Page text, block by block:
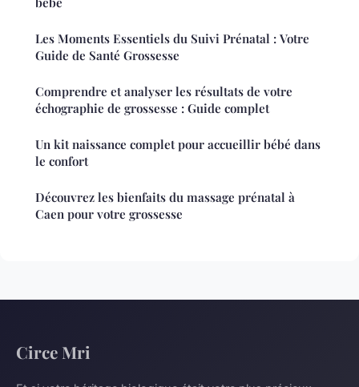
Les Moments Essentiels du Suivi Prénatal : Votre
Guide de Santé Grossesse
Comprendre et analyser les résultats de votre
échographie de grossesse : Guide complet
Un kit naissance complet pour accueillir bébé dans
le confort
Découvrez les bienfaits du massage prénatal à
Caen pour votre grossesse
Circe Mri